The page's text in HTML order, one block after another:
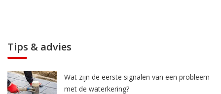
Tips & advies
Wat zijn de eerste signalen van een probleem
met de waterkering?